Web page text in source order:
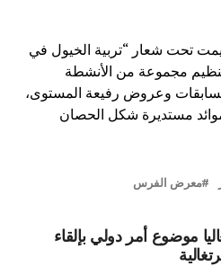
تحت شعار “تربية الخيول في
تنظيم مجموعة من الأنشطة
وعروض رفيعة المستوى،
مستديرة شكل الحصان
معرض الفرس
موضوع أمر دولي بإلقاء